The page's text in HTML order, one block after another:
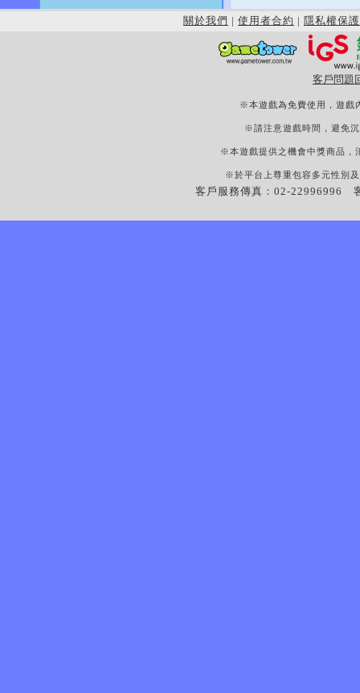
關於我們 | 使用者合約 | 隱私權保護
客戶問題
※本遊戲為免費使用，遊戲
※請注意遊戲時間，避免
※本遊戲提供之機會中獎商品，
※於平台上尊重包容多元性別
客戶服務傳真：02-22996996